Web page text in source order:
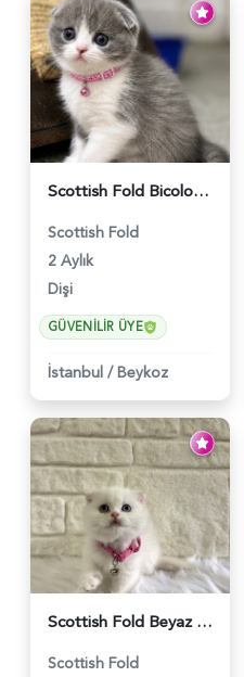
Scottish Fold Bicolor Lilac Dişi - 6014
Scottish Fold
2 Aylık
Dişi
GÜVENILIR ÜYE
İstanbul / Beykoz
Scottish Fold Beyaz Dişi Baby Face 2 Aylık - 3704
Scottish Fold